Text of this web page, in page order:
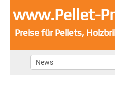
www.Pellet-
Preise für Pellets,